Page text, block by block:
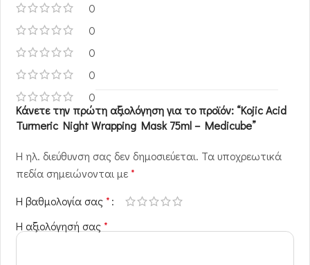
0
0
0
0
0
Κάνετε την πρώτη αξιολόγηση για το προϊόν: “Kojic Acid
Turmeric Night Wrapping Mask 75ml – Medicube”
Η ηλ. διεύθυνση σας δεν δημοσιεύεται. Τα υποχρεωτικά
πεδία σημειώνονται με*
Η βαθμολογία σας*
Η αξιολόγησή σας*